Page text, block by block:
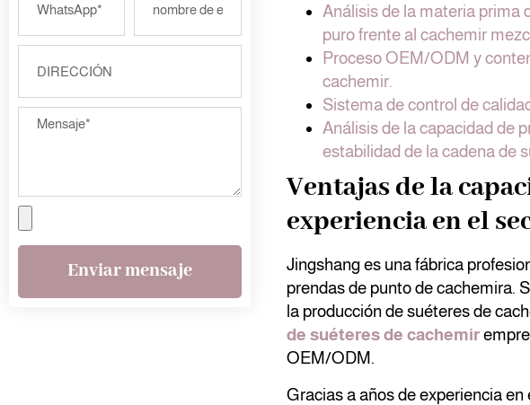
Enviar mensaje
Análisis de la materia prima
puro frente al cachemir
Proceso OEM/ODM y
cachemir.
Sistema de control de
Análisis de la capacidad de
estabilidad de la cadena de
Ventajas de la
experiencia en el
Jingshang es una fábrica
prendas de punto de cachemira.
la producción de suéteres de
de suéteres de cachemir
OEM/ODM.
Gracias a años de experiencia